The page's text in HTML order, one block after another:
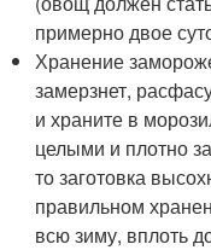
примерно двое
Хранение
замерзнет,
и храните в
целыми и плотно
то заготовка
правильном
всю зиму, вплоть